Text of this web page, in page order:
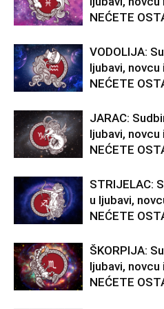
KORACI KOJI
Jarac je u sedmici kada
sigurnost i konkretne
podržava.
Ljubav
U vezi: partner traži više
Slobodni Jarčevi: mogu
namerama.
Posao
Disciplinom dolazite do
napredak.
NEĆETE
VODOLIJA:
ljubavi, novcu
NEĆETE
JARAC:
ljubavi, novcu
NEĆETE
STRIJELAC:
u ljubavi,
NEĆETE
ŠKORPIJA:
ljubavi, novcu
NEĆETE